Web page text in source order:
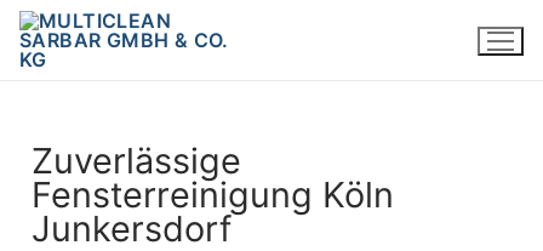
Zuverlässige
Fensterreinigung Köln
Junkersdorf